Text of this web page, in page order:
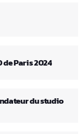
de Paris 2024
du studio